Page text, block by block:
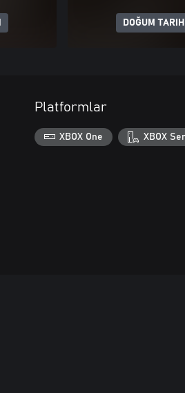
DOĞUM
Platformlar
XBOX One XBOX